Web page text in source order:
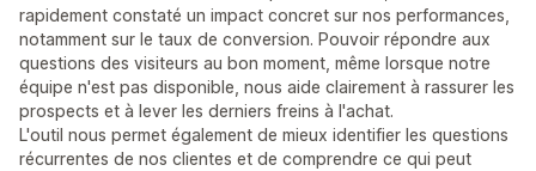
rapidement constaté un impact concret sur nos performances,
notamment sur le taux de conversion. Pouvoir répondre aux
questions des visiteurs au bon moment, même lorsque notre
équipe n'est pas disponible, nous aide clairement à rassurer les
prospects et à lever les derniers freins à l'achat.
L'outil nous permet également de mieux identifier les questions
récurrentes de nos clientes et de comprendre ce qui peut